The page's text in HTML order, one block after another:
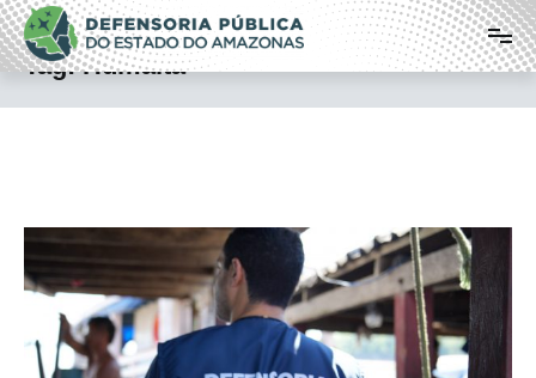
Pular
para
o
conteúdo
Defensoria Pública do Estado do
Amazonas
Tag:Humaitá